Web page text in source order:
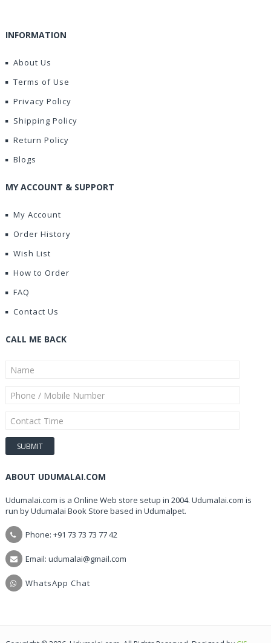
INFORMATION
About Us
Terms of Use
Privacy Policy
Shipping Policy
Return Policy
Blogs
MY ACCOUNT & SUPPORT
My Account
Order History
Wish List
How to Order
FAQ
Contact Us
CALL ME BACK
ABOUT UDUMALAI.COM
Udumalai.com is a Online Web store setup in 2004. Udumalai.com is
run by Udumalai Book Store based in Udumalpet.
Phone: +91 73 73 73 77 42
Email: udumalai@gmail.com
WhatsApp Chat